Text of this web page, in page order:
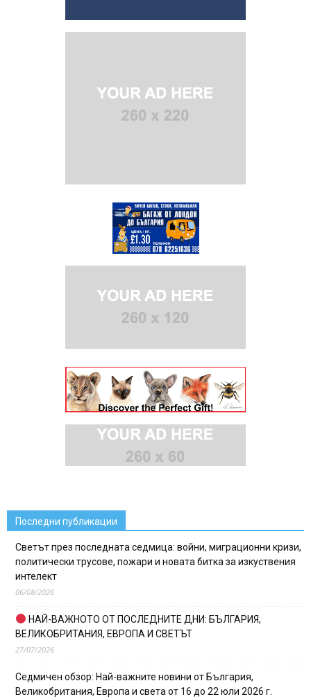
Последни публикации
Светът през последната седмица: войни, миграционни кризи,
политически трусове, пожари и новата битка за изкуствения
интелект
06/08/2026
НАЙ-ВАЖНОТО ОТ ПОСЛЕДНИТЕ ДНИ: БЪЛГАРИЯ,
ВЕЛИКОБРИТАНИЯ, ЕВРОПА И СВЕТЪТ
27/07/2026
Седмичен обзор: Най-важните новини от България,
Великобритания, Европа и света от 16 до 22 юли 2026 г.